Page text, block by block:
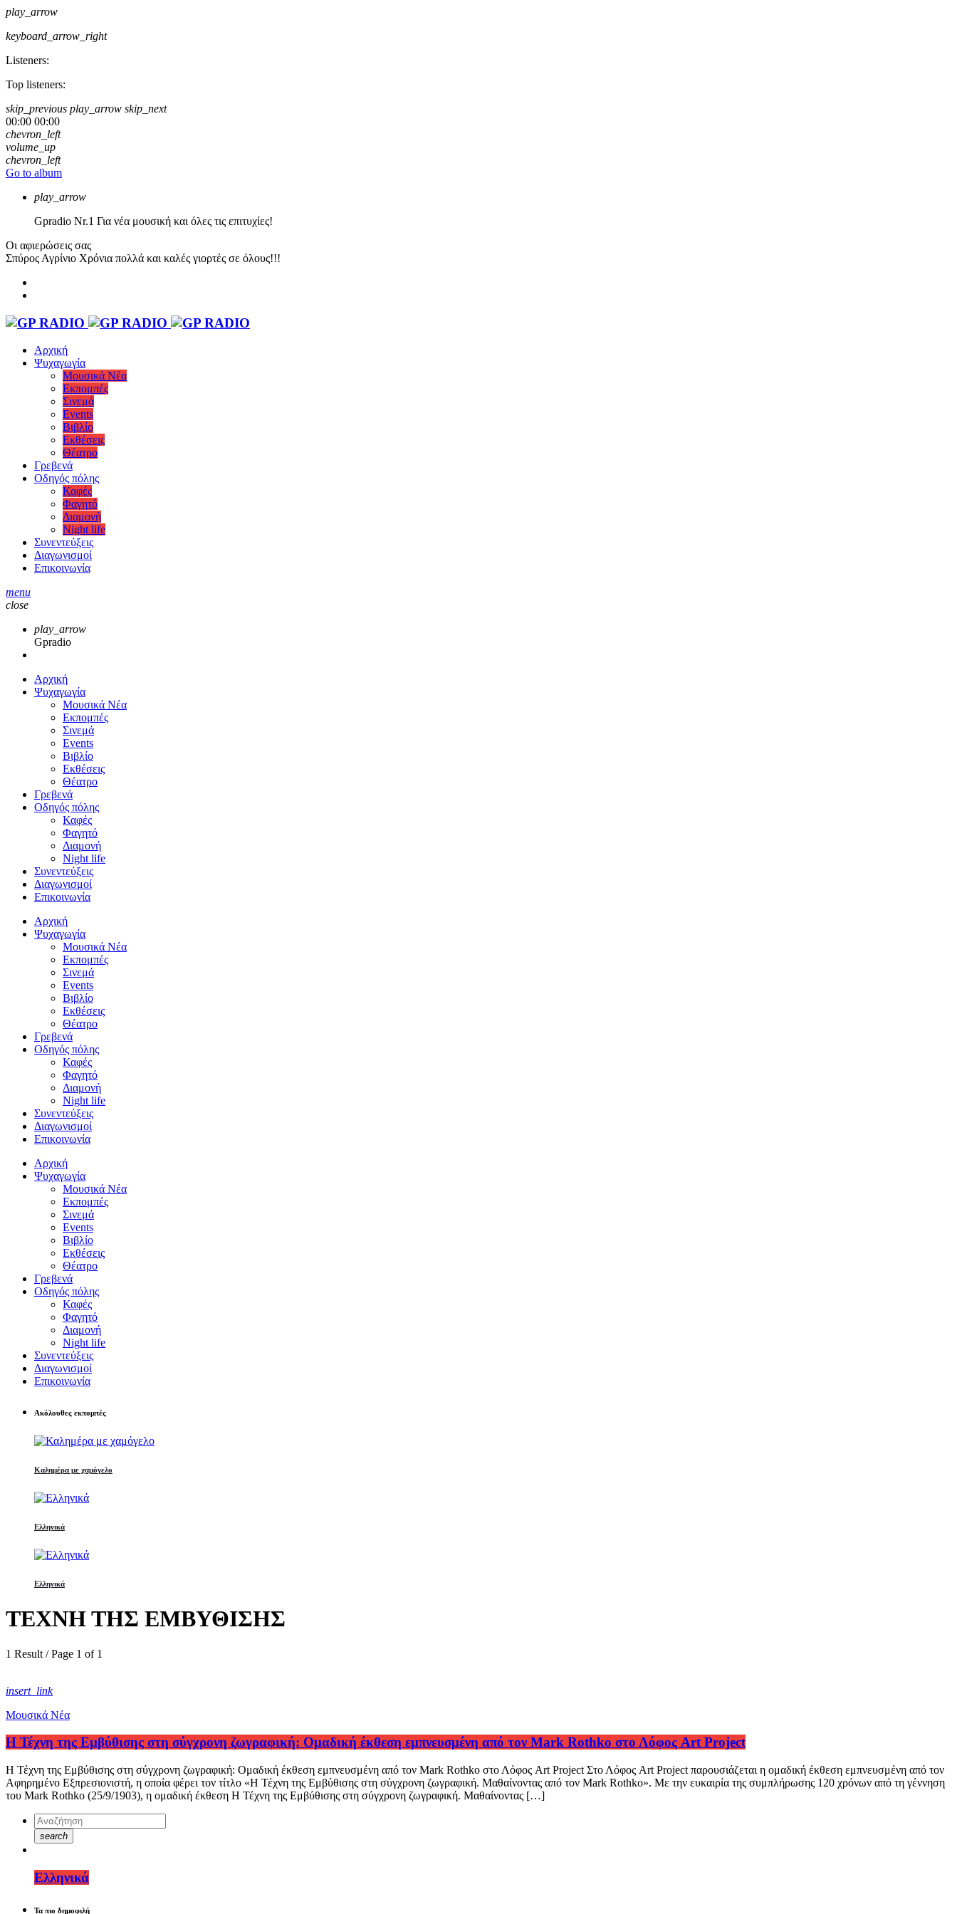
play_arrow
keyboard_arrow_right
Listeners:
Top listeners:
skip_previous play_arrow skip_next
00:00 00:00
chevron_left
volume_up
chevron_left
Go to album
play_arrow
Gpradio Nr.1 Για νέα μουσική και όλες τις επιτυχίες!
Οι αφιερώσεις σας
Σπύρος Αγρίνιο Χρόνια πολλά και καλές γιορτές σε όλους!!!
Αρχική
Ψυχαγωγία
Μουσικά Νέα
Εκπομπές
Σινεμά
Events
Βιβλίο
Εκθέσεις
Θέατρο
Γρεβενά
Οδηγός πόλης
Καφές
Φαγητό
Διαμονή
Night life
Συνεντεύξεις
Διαγωνισμοί
Επικοινωνία
menu
close
play_arrow
Gpradio
Αρχική
Ψυχαγωγία
Μουσικά Νέα
Εκπομπές
Σινεμά
Events
Βιβλίο
Εκθέσεις
Θέατρο
Γρεβενά
Οδηγός πόλης
Καφές
Φαγητό
Διαμονή
Night life
Συνεντεύξεις
Διαγωνισμοί
Επικοινωνία
Αρχική
Ψυχαγωγία
Μουσικά Νέα
Εκπομπές
Σινεμά
Events
Βιβλίο
Εκθέσεις
Θέατρο
Γρεβενά
Οδηγός πόλης
Καφές
Φαγητό
Διαμονή
Night life
Συνεντεύξεις
Διαγωνισμοί
Επικοινωνία
Αρχική
Ψυχαγωγία
Μουσικά Νέα
Εκπομπές
Σινεμά
Events
Βιβλίο
Εκθέσεις
Θέατρο
Γρεβενά
Οδηγός πόλης
Καφές
Φαγητό
Διαμονή
Night life
Συνεντεύξεις
Διαγωνισμοί
Επικοινωνία
Ακόλουθες εκπομπές
Καλημέρα με χαμόγελο
Ελληνικά
Ελληνικά
ΤΕΧΝΗ ΤΗΣ ΕΜΒΥΘΙΣΗΣ
1 Result / Page 1 of 1
insert_link
Μουσικά Νέα
Η Τέχνη της Εμβύθισης στη σύγχρονη ζωγραφική: Ομαδική έκθεση εμπνευσμένη από τον Mark Rothko στο Λόφος Art Project
Η Τέχνη της Εμβύθισης στη σύγχρονη ζωγραφική: Ομαδική έκθεση εμπνευσμένη από τον Mark Rothko στο Λόφος Art Project Στο Λόφος Art Project παρουσιάζεται η ομαδική έκθεση εμπνευσμένη από τον
Αφηρημένο Εξπρεσιονιστή, η οποία φέρει τον τίτλο «Η Τέχνη της Εμβύθισης στη σύγχρονη ζωγραφική. Μαθαίνοντας από τον Mark Rothko». Mε την ευκαιρία της συμπλήρωσης 120 χρόνων από τη γέννηση
του Mark Rothko (25/9/1903), η ομαδική έκθεση Η Τέχνη της Εμβύθισης στη σύγχρονη ζωγραφική. Μαθαίνοντας […]
search
Ελληνικά
Τα πιο δημοφιλή